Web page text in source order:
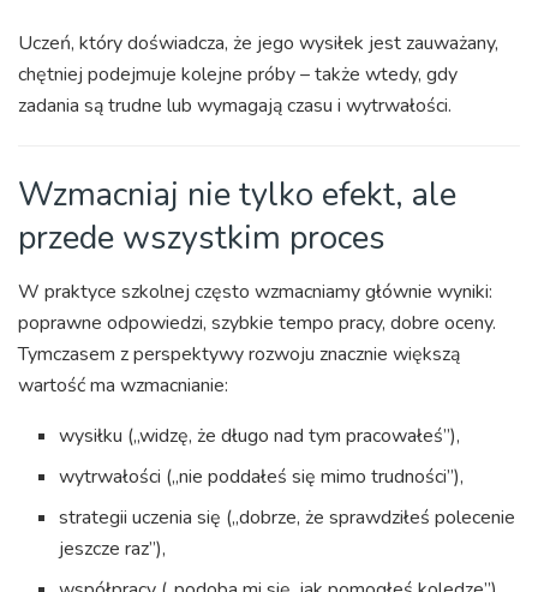
Uczeń, który doświadcza, że jego wysiłek jest zauważany,
chętniej podejmuje kolejne próby – także wtedy, gdy
zadania są trudne lub wymagają czasu i wytrwałości.
Wzmacniaj nie tylko efekt, ale
przede wszystkim proces
W praktyce szkolnej często wzmacniamy głównie wyniki:
poprawne odpowiedzi, szybkie tempo pracy, dobre oceny.
Tymczasem z perspektywy rozwoju znacznie większą
wartość ma wzmacnianie:
wysiłku („widzę, że długo nad tym pracowałeś”),
wytrwałości („nie poddałeś się mimo trudności”),
strategii uczenia się („dobrze, że sprawdziłeś polecenie
jeszcze raz”),